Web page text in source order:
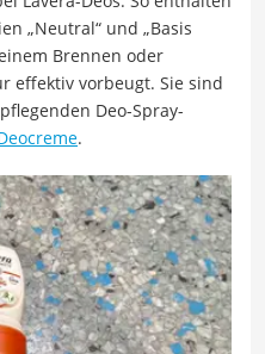
„Neutral“ und „Basis
Brennen oder
effektiv vorbeugt. Sie sind
Deo-Spray-
.